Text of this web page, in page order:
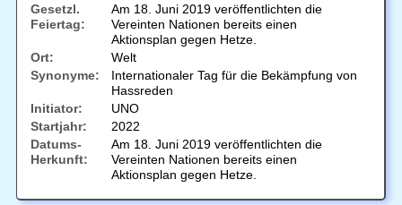
Gesetzl.
Feiertag:
Am 18. Juni 2019 veröffentlichten die
Vereinten Nationen bereits einen
Aktionsplan gegen Hetze.
Ort:
Welt
Synonyme:
Internationaler Tag für die Bekämpfung von
Hassreden
Initiator:
UNO
Startjahr:
2022
Datums-
Herkunft:
Am 18. Juni 2019 veröffentlichten die
Vereinten Nationen bereits einen
Aktionsplan gegen Hetze.